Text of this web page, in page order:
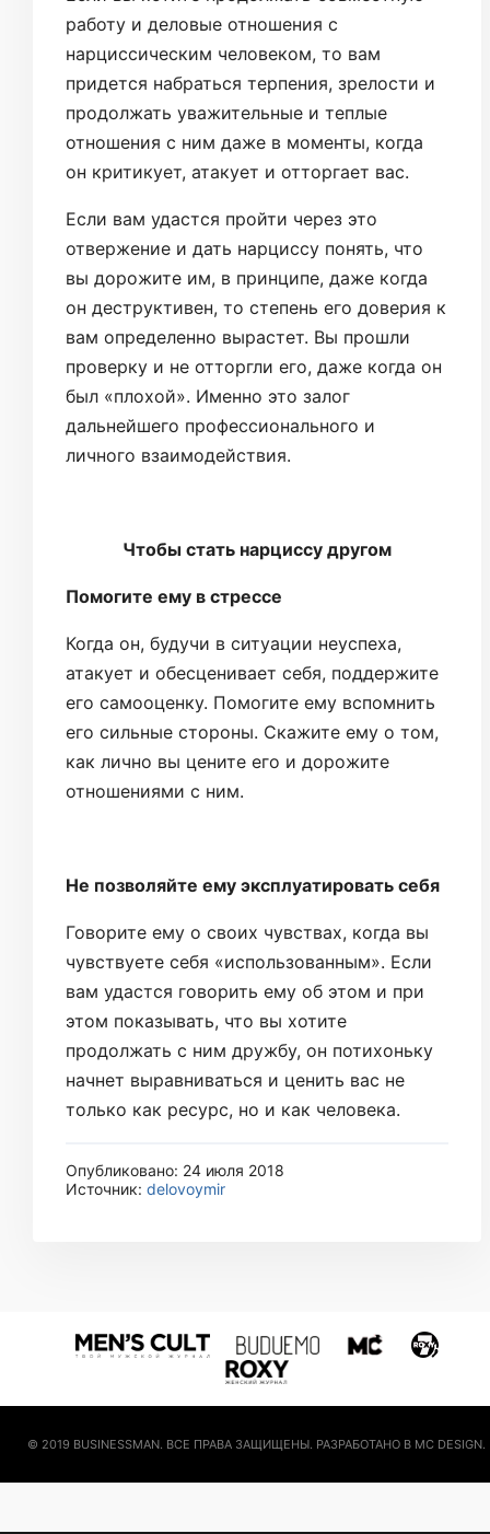
работу и деловые отношения с
нарциссическим человеком, то вам
придется набраться терпения, зрелости и
продолжать уважительные и теплые
отношения с ним даже в моменты, когда
он критикует, атакует и отторгает вас.
Если вам удастся пройти через это
отвержение и дать нарциссу понять, что
вы дорожите им, в принципе, даже когда
он деструктивен, то степень его доверия к
вам определенно вырастет. Вы прошли
проверку и не отторгли его, даже когда он
был «плохой». Именно это залог
дальнейшего профессионального и
личного взаимодействия.
Чтобы стать нарциссу другом
Помогите ему в стрессе
Когда он, будучи в ситуации неуспеха,
атакует и обесценивает себя, поддержите
его самооценку. Помогите ему вспомнить
его сильные стороны. Скажите ему о том,
как лично вы цените его и дорожите
отношениями с ним.
Не позволяйте ему эксплуатировать себя
Говорите ему о своих чувствах, когда вы
чувствуете себя «использованным». Если
вам удастся говорить ему об этом и при
этом показывать, что вы хотите
продолжать с ним дружбу, он потихоньку
начнет выравниваться и ценить вас не
только как ресурс, но и как человека.
Опубликовано: 24 июля 2018
Источник: delovoymir
© 2019 BUSINESSMAN. ВСЕ ПРАВА ЗАЩИЩЕНЫ. РАЗРАБОТАНО В MC DESIGN.